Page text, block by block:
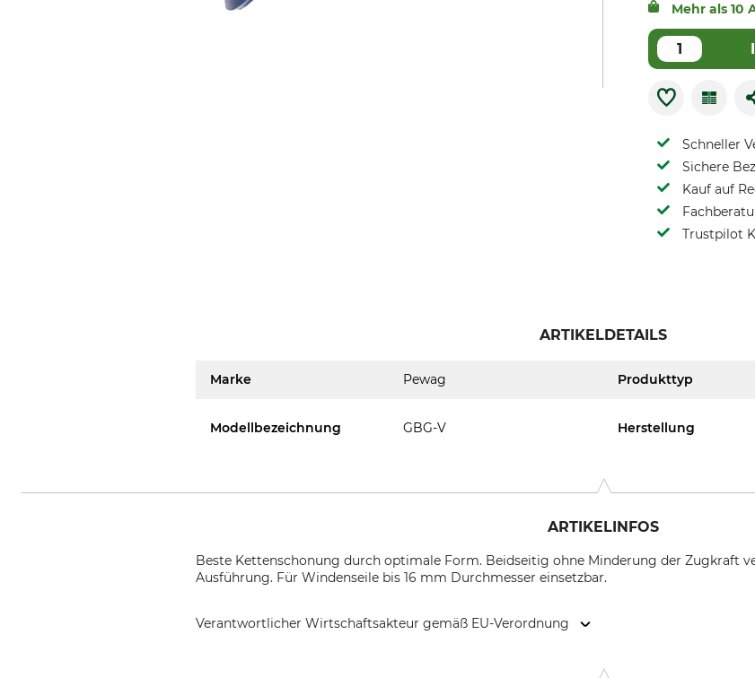
Mehr als 10
Schneller
Sichere
Kauf auf
Trustpilot
ARTIKELDETAILS
Marke Pewag Produkttyp
Modellbezeichnung GBG-V Herstellung
ARTIKELINFOS
Beste Kettenschonung durch optimale Form. Beidseitig ohne Minderung der Zugkraft
Ausführung. Für Windenseile bis 16 mm Durchmesser einsetzbar.
Verantwortlicher Wirtschaftsakteur gemäß EU-Verordnung